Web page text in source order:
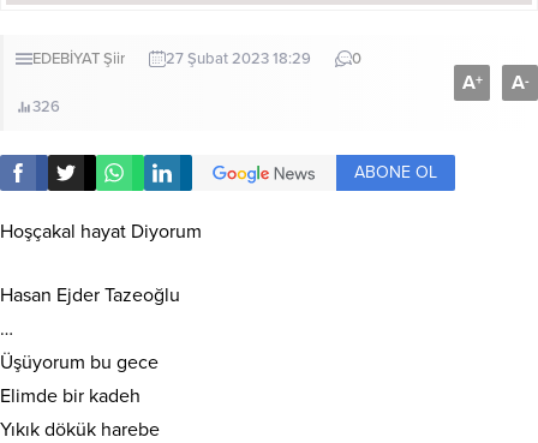
EDEBİYATŞiir 27 Şubat 2023 18:29 0
326
A+ A-
ABONE OL
Hoşçakal hayat Diyorum
Hasan Ejder Tazeoğlu
…
Üşüyorum bu gece
Elimde bir kadeh
Yıkık dökük harebe